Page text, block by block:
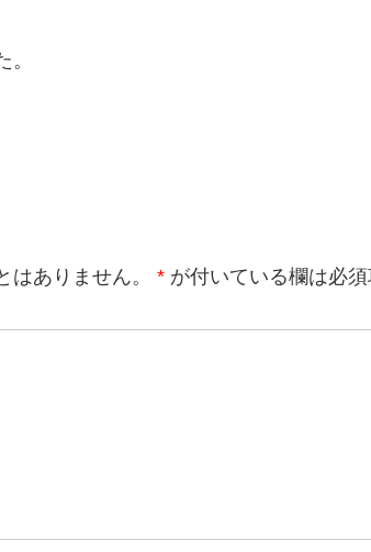
ありません。 * が付いている欄は必